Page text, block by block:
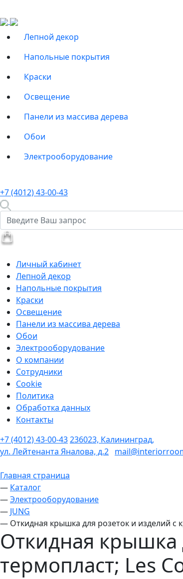
Лепной декор
Напольные покрытия
Краски
Освещение
Панели из массива дерева
Обои
Электрооборудование
+7 (4012) 43-00-43
Личный кабинет
Лепной декор
Напольные покрытия
Краски
Освещение
Панели из массива дерева
Обои
Электрооборудование
О компании
Сотрудники
Cookie
Политика
Обработка данных
Контакты
+7 (4012) 43-00-43236023, Калининград,
ул. Лейтенанта Яналова, д.2
Главная страница
— Каталог
—Электрооборудование
— JUNG
— Откидная крышка для розеток и изделий
Откидная крышка
термопласт; Les